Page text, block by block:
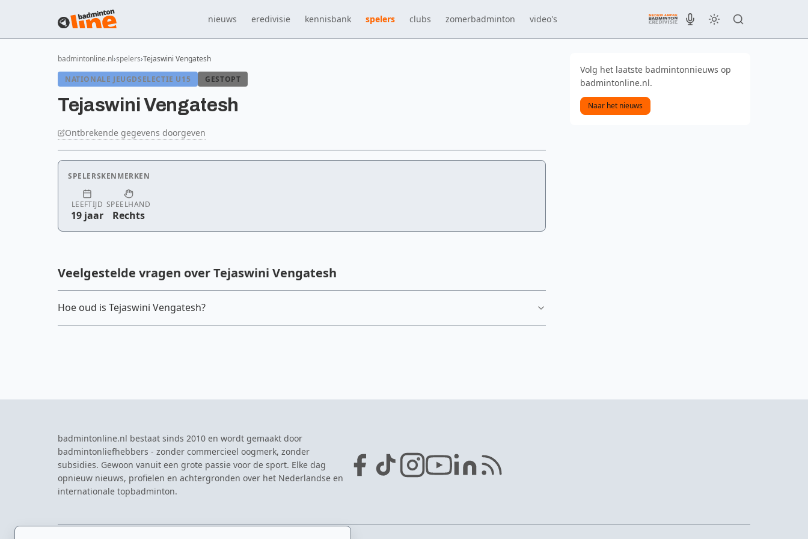
nieuws eredivisie kennisbank spelers clubs zomerbadminton video's
badmintonline.nl spelers Tejaswini Vengatesh
NATIONALE JEUGDSELECTIE U15
GESTOPT
Tejaswini Vengatesh
Ontbrekende gegevens doorgeven
SPELERSKENMERKEN
LEEFTIJD
19 jaar
SPEELHAND
Rechts
Veelgestelde vragen over Tejaswini Vengatesh
Hoe oud is Tejaswini Vengatesh?
Volg het laatste badmintonnieuws op
badmintonline.nl.
Naar het nieuws
badmintonline.nl bestaat sinds 2010 en wordt gemaakt door
badmintonliefhebbers - zonder commercieel oogmerk, zonder
subsidies. Gewoon vanuit een grote passie voor de sport. Elke dag
opnieuw nieuws, profielen en achtergronden over het Nederlandse en
internationale topbadminton.